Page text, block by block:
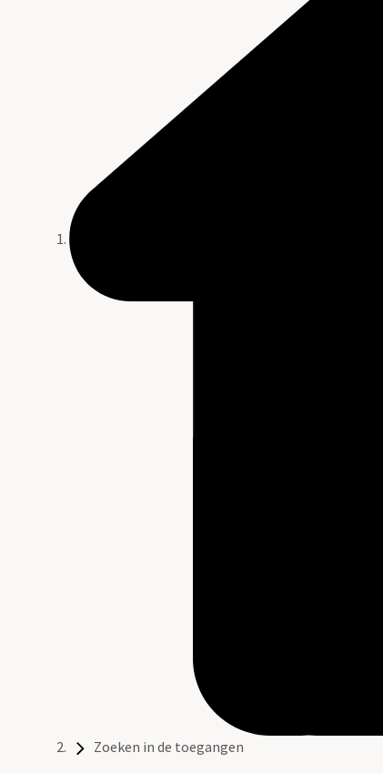
Zoeken in de toegangen